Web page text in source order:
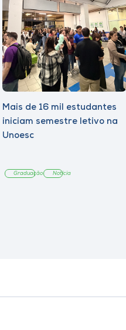
Mais de 16 mil estudantes
iniciam semestre letivo na
Unoesc
Graduação Notícia